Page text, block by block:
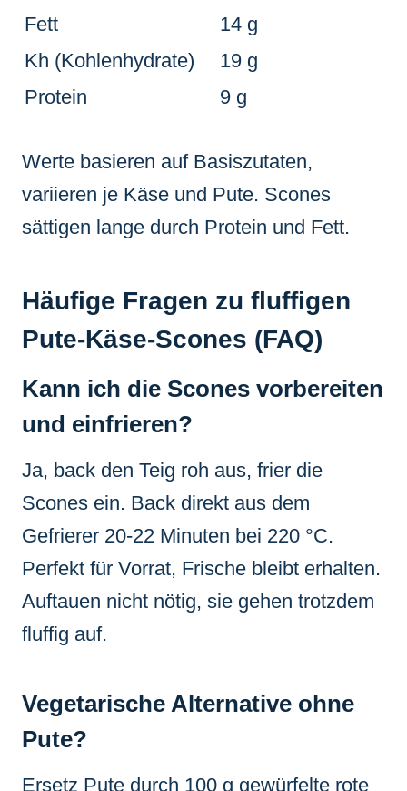
Fett
14 g
Kh (Kohlenhydrate)
19 g
Protein
9 g
Werte basieren auf Basiszutaten,
variieren je Käse und Pute. Scones
sättigen lange durch Protein und Fett.
Häufige Fragen zu fluffigen
Pute-Käse-Scones (FAQ)
Kann ich die Scones vorbereiten
und einfrieren?
Ja, back den Teig roh aus, frier die
Scones ein. Back direkt aus dem
Gefrierer 20-22 Minuten bei 220 °C.
Perfekt für Vorrat, Frische bleibt erhalten.
Auftauen nicht nötig, sie gehen trotzdem
fluffig auf.
Vegetarische Alternative ohne
Pute?
Ersetz Pute durch 100 g gewürfelte rote